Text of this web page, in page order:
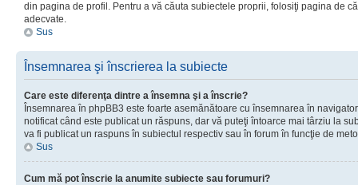
din pagina de profil. Pentru a vă căuta subiectele proprii, folosiţi pagina de
adecvate.
Sus
Însemnarea şi înscrierea la subiecte
Care este diferenţa dintre a însemna şi a înscrie?
Însemnarea în phpBB3 este foarte asemănătoare cu însemnarea în
notificat când este publicat un răspuns, dar vă puteţi întoarce mai târziu la
va fi publicat un raspuns în subiectul respectiv sau în forum în funcţie de
Sus
Cum mă pot înscrie la anumite subiecte sau forumuri?